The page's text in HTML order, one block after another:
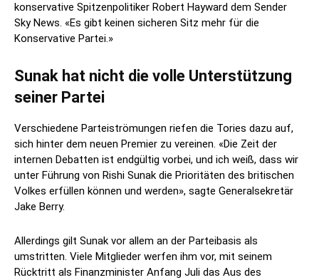
konservative Spitzenpolitiker Robert Hayward dem Sender
Sky News. «Es gibt keinen sicheren Sitz mehr für die
Konservative Partei.»
Sunak hat nicht die volle Unterstützung
seiner Partei
Verschiedene Parteiströmungen riefen die Tories dazu auf,
sich hinter dem neuen Premier zu vereinen. «Die Zeit der
internen Debatten ist endgültig vorbei, und ich weiß, dass wir
unter Führung von Rishi Sunak die Prioritäten des britischen
Volkes erfüllen können und werden», sagte Generalsekretär
Jake Berry.
Allerdings gilt Sunak vor allem an der Parteibasis als
umstritten. Viele Mitglieder werfen ihm vor, mit seinem
Rücktritt als Finanzminister Anfang Juli das Aus des